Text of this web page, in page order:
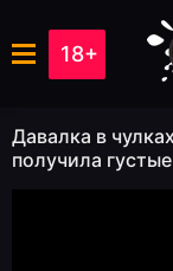
18+
Давалка в
получила